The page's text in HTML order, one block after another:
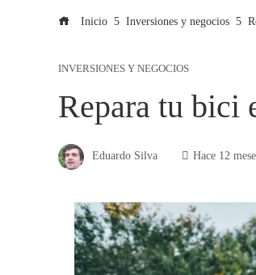
Inicio Inversiones y negocios
INVERSIONES Y NEGOCIOS
Repara tu bici
Eduardo Silva Hace 12